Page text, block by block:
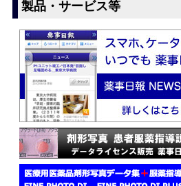
製品・サービス等